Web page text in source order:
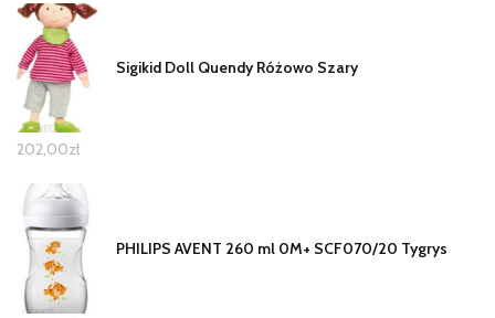
Sigikid Doll Quendy Różowo Szary
202,00zł
PHILIPS AVENT 260 ml 0M+ SCF070/20 Tygrys